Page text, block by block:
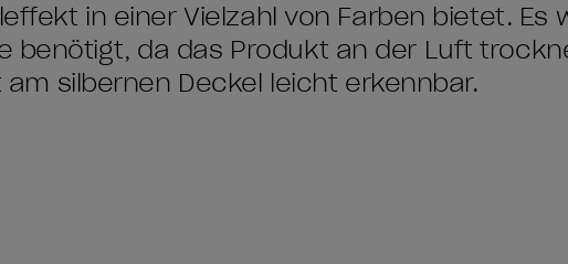
in einer Vielzahl von Farben bietet. Es
benötigt, da das Produkt an der Luft
am silbernen Deckel leicht erkennbar.